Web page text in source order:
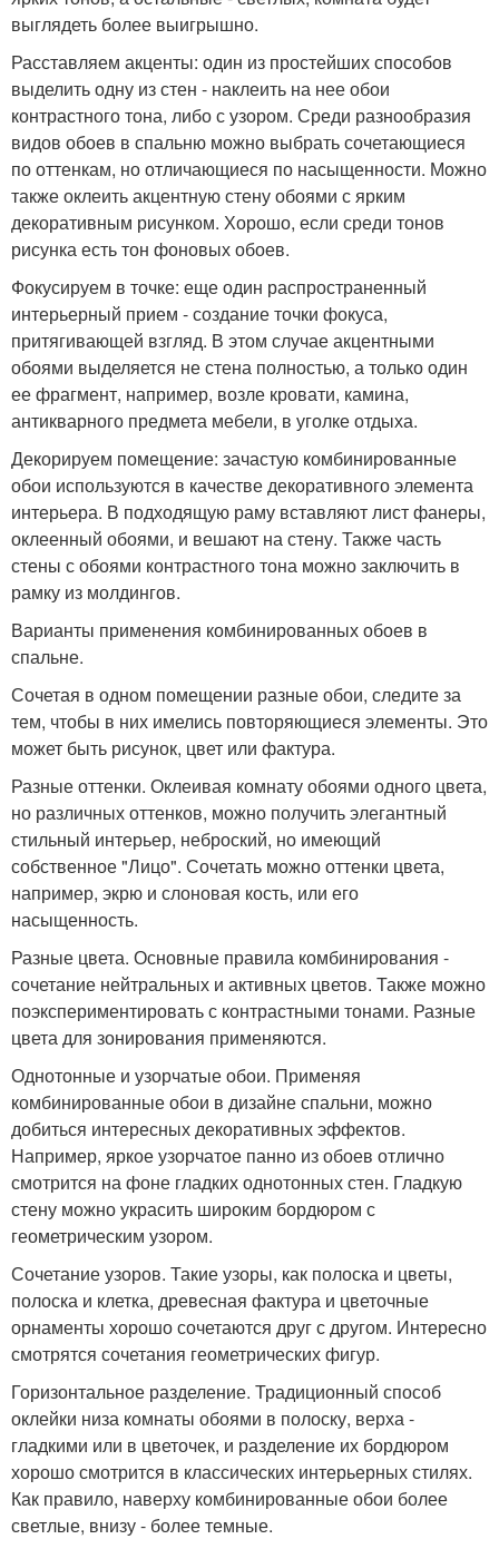
выглядеть более выигрышно.
Расставляем акценты: один из простейших способов
выделить одну из стен - наклеить на нее обои
контрастного тона, либо с узором. Среди разнообразия
видов обоев в спальню можно выбрать сочетающиеся
по оттенкам, но отличающиеся по насыщенности. Можно
также оклеить акцентную стену обоями с ярким
декоративным рисунком. Хорошо, если среди тонов
рисунка есть тон фоновых обоев.
Фокусируем в точке: еще один распространенный
интерьерный прием - создание точки фокуса,
притягивающей взгляд. В этом случае акцентными
обоями выделяется не стена полностью, а только один
ее фрагмент, например, возле кровати, камина,
антикварного предмета мебели, в уголке отдыха.
Декорируем помещение: зачастую комбинированные
обои используются в качестве декоративного элемента
интерьера. В подходящую раму вставляют лист фанеры,
оклеенный обоями, и вешают на стену. Также часть
стены с обоями контрастного тона можно заключить в
рамку из молдингов.
Варианты применения комбинированных обоев в
спальне.
Сочетая в одном помещении разные обои, следите за
тем, чтобы в них имелись повторяющиеся элементы. Это
может быть рисунок, цвет или фактура.
Разные оттенки. Оклеивая комнату обоями одного цвета,
но различных оттенков, можно получить элегантный
стильный интерьер, неброский, но имеющий
собственное "Лицо". Сочетать можно оттенки цвета,
например, экрю и слоновая кость, или его
насыщенность.
Разные цвета. Основные правила комбинирования -
сочетание нейтральных и активных цветов. Также можно
поэкспериментировать с контрастными тонами. Разные
цвета для зонирования применяются.
Однотонные и узорчатые обои. Применяя
комбинированные обои в дизайне спальни, можно
добиться интересных декоративных эффектов.
Например, яркое узорчатое панно из обоев отлично
смотрится на фоне гладких однотонных стен. Гладкую
стену можно украсить широким бордюром с
геометрическим узором.
Сочетание узоров. Такие узоры, как полоска и цветы,
полоска и клетка, древесная фактура и цветочные
орнаменты хорошо сочетаются друг с другом. Интересно
смотрятся сочетания геометрических фигур.
Горизонтальное разделение. Традиционный способ
оклейки низа комнаты обоями в полоску, верха -
гладкими или в цветочек, и разделение их бордюром
хорошо смотрится в классических интерьерных стилях.
Как правило, наверху комбинированные обои более
светлые, внизу - более темные.